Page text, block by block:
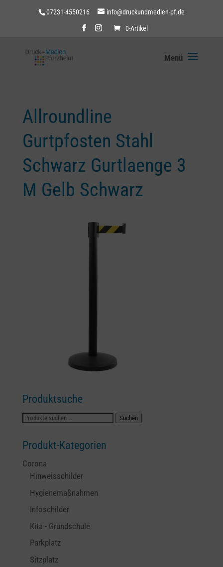
07231-4550216 info@druckundmedien-pf.de
0-Artikel
Allroundline
Gurtpfosten Stahl
Schwarz Gurtlaenge 3
M Gelb Schwarz
Produktsuche
Suchen
Suchen
Produkt-Kategorien
Corona
Hinweisschilder
Hygienemaßnahmen
Infoschilder
Kita - Grundschule
Parkplatz
Sitzplatz